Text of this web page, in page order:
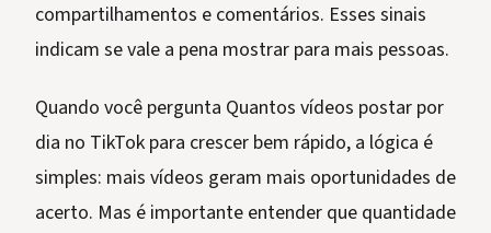
compartilhamentos e comentários. Esses sinais
indicam se vale a pena mostrar para mais pessoas.
Quando você pergunta Quantos vídeos postar por
dia no TikTok para crescer bem rápido, a lógica é
simples: mais vídeos geram mais oportunidades de
acerto. Mas é importante entender que quantidade